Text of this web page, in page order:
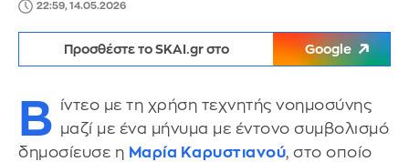
22:59, 14.05.2026
Προσθέστε το SKAI.gr στο Google
Β ίντεο με τη χρήση τεχνητής νοημοσύνης
μαζί με ένα μήνυμα με έντονο συμβολισμό
δημοσίευσε η Μαρία Καρυστιανού, στο οποίο